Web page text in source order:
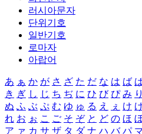
러시아문자
단위기호
일반기호
로마자
아랍어
あ ぁ か が さ ざ た だ な は ば
き ぎ し じ ち ぢ に ひ び ぴ み り
ぬ ふ ぶ ぷ む ゆ ゅ る え ぇ け
れ お ぉ こ ご そ ぞ と ど の ほ
ア ァ カ サ ザ タ ダ ナ ハ バ パ